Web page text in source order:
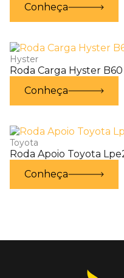
Conheça
Hyster
Roda Carga Hyster B60
Conheça
Toyota
Roda Apoio Toyota
Conheça